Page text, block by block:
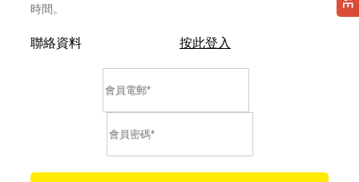
時間。
聯絡資料 按此登入